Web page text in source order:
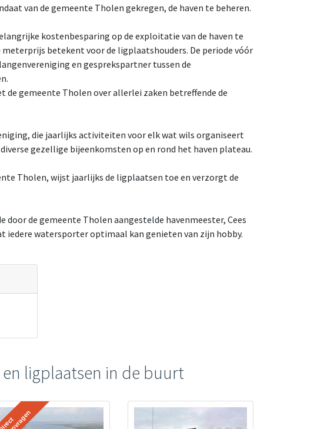
van de gemeente Tholen gekregen, de haven te beheren.
kostenbesparing op de exploitatie van de haven te
betekent voor de ligplaatshouders. De periode vóór
en gesprekspartner tussen de
de gemeente Tholen over allerlei zaken betreffende de
die jaarlijks activiteiten voor elk wat wils organiseert
gezellige bijeenkomsten op en rond het haven plateau.
Tholen, wijst jaarlijks de ligplaatsen toe en verzorgt de
door de gemeente Tholen aangestelde havenmeester, Cees
iedere watersporter optimaal kan genieten van zijn hobby.
ligplaatsen in de buurt